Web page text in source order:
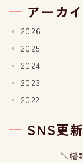
アーカ
2026
2025
2024
2023
2022
SNS更
＼幡